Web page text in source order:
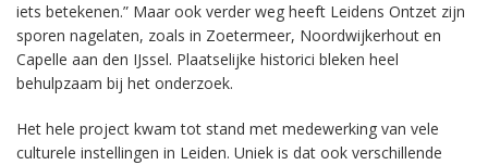
iets betekenen.” Maar ook verder weg heeft Leidens Ontzet zijn
sporen nagelaten, zoals in Zoetermeer, Noordwijkerhout en
Capelle aan den IJssel. Plaatselijke historici bleken heel
behulpzaam bij het onderzoek.
Het hele project kwam tot stand met medewerking van vele
culturele instellingen in Leiden. Uniek is dat ook verschillende